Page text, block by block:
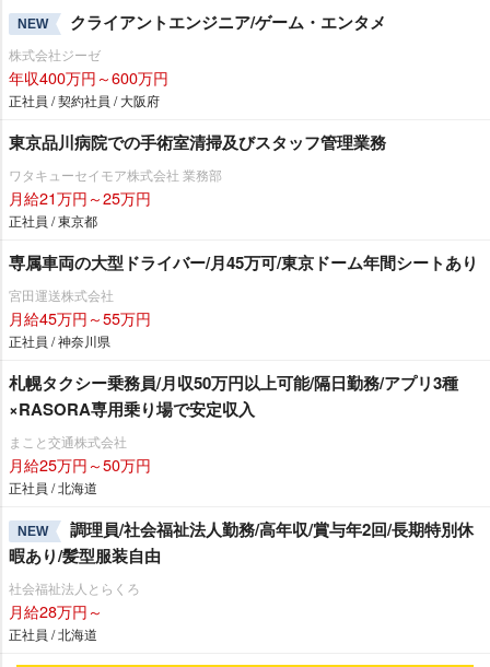
NEW クライアントエンジニア/ゲーム・エンタメ
株式会社ジーゼ
年収400万円～600万円
正社員 / 契約社員 / 大阪府
東京品川病院での手術室清掃及びスタッフ管理業務
ワタキューセイモア株式会社 業務部
月給21万円～25万円
正社員 / 東京都
専属車両の大型ドライバー/月45万可/東京ドーム年間シートあり
宮田運送株式会社
月給45万円～55万円
正社員 / 神奈川県
札幌タクシー乗務員/月収50万円以上可能/隔日勤務/アプリ3種
×RASORA専用乗り場で安定収入
まこと交通株式会社
月給25万円～50万円
正社員 / 北海道
NEW
調理員/社会福祉法人勤務/高年収/賞与年2回/長期特別休
暇あり/髪型服装自由
社会福祉法人とらくろ
月給28万円～
正社員 / 北海道